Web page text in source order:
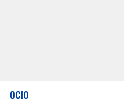
OCIO